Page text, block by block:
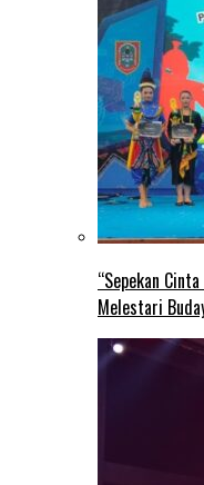
“Sepekan
Melestari